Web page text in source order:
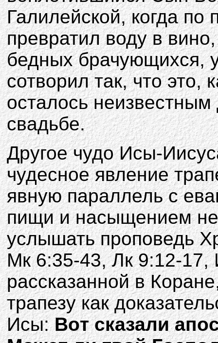
Галилейской, когда
превратил воду в
бедных брачующихся,
сотворил так, что это,
осталось
свадьбе.
Другое чудо Исы-
чудесное явление
явную параллель с
пищи и насыщением
услышать проповедь
Мк 6:35-43, Лк 9:12-17,
рассказанной в
трапезу как
Исы:Boт cкaзaли